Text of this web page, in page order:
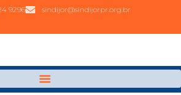
9296 sindijor@sindijorpr.org.br